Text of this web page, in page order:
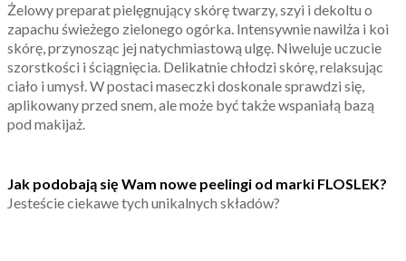
Żelowy preparat pielęgnujący skórę twarzy, szyi i dekoltu o
zapachu świeżego zielonego ogórka. Intensywnie nawilża i koi
skórę, przynosząc jej natychmiastową ulgę. Niweluje uczucie
szorstkości i ściągnięcia. Delikatnie chłodzi skórę, relaksując
ciało i umysł. W postaci maseczki doskonale sprawdzi się,
aplikowany przed snem, ale może być także wspaniałą bazą
pod makijaż.
Jak podobają się Wam nowe peelingi od marki FLOSLEK?
Jesteście ciekawe tych unikalnych składów?